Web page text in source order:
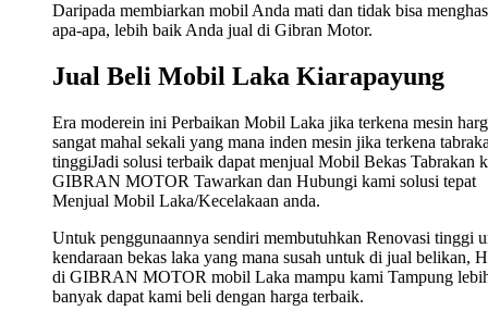
Daripada membiarkan mobil Anda mati dan tidak bisa
apa-apa, lebih baik Anda jual di Gibran Motor.
Jual Beli Mobil Laka Kiarapayung
Era moderein ini Perbaikan Mobil Laka jika terkena mesin
sangat mahal sekali yang mana inden mesin jika terkena
tinggiJadi solusi terbaik dapat menjual Mobil Bekas Tabrakan
GIBRAN MOTOR Tawarkan dan Hubungi kami solusi tepat
Menjual Mobil Laka/Kecelakaan anda.
Untuk penggunaannya sendiri membutuhkan Renovasi tinggi
kendaraan bekas laka yang mana susah untuk di jual belikan,
di GIBRAN MOTOR mobil Laka mampu kami Tampung
banyak dapat kami beli dengan harga terbaik.